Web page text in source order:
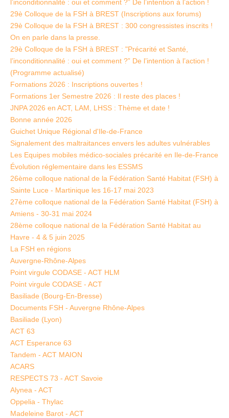
l’inconditionnalité : oui et comment ?” De l’intention à l’action !
29è Colloque de la FSH à BREST (Inscriptions aux forums)
29è Colloque de la FSH à BREST : 300 congressistes inscrits !
On en parle dans la presse.
29è Colloque de la FSH à BREST : "Précarité et Santé,
l’inconditionnalité : oui et comment ?” De l’intention à l’action !
(Programme actualisé)
Formations 2026 : Inscriptions ouvertes !
Formations 1er Semestre 2026 : Il reste des places !
JNPA 2026 en ACT, LAM, LHSS : Thème et date !
Bonne année 2026
Guichet Unique Régional d'Ile-de-France
Signalement des maltraitances envers les adultes vulnérables
Les Equipes mobiles médico-sociales précarité en Ile-de-France
Évolution réglementaire dans les ESSMS
26ème colloque national de la Fédération Santé Habitat (FSH) à
Sainte Luce - Martinique les 16-17 mai 2023
27ème colloque national de la Fédération Santé Habitat (FSH) à
Amiens - 30-31 mai 2024
28ème colloque national de la Fédération Santé Habitat au
Havre - 4 & 5 juin 2025
La FSH en régions
Auvergne-Rhône-Alpes
Point virgule CODASE - ACT HLM
Point virgule CODASE - ACT
Basiliade (Bourg-En-Bresse)
Documents FSH - Auvergne Rhône-Alpes
Basiliade (Lyon)
ACT 63
ACT Esperance 63
Tandem - ACT MAION
ACARS
RESPECTS 73 - ACT Savoie
Alynea - ACT
Oppelia - Thylac
Madeleine Barot - ACT